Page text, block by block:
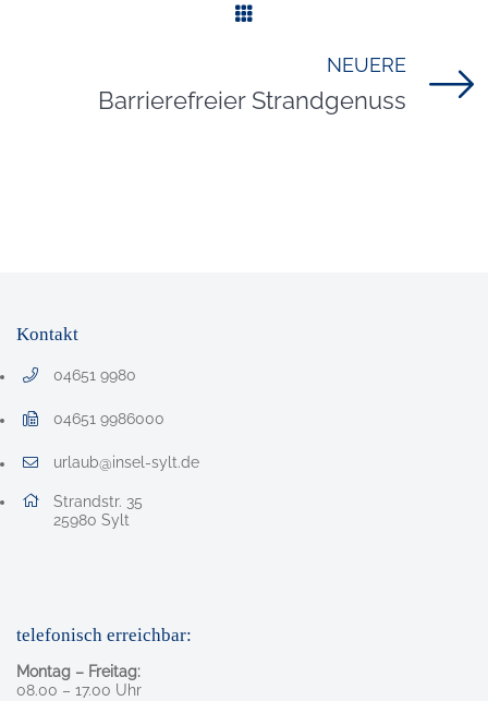
NEUERE
Titel für Beitrag
Barrierefreier Strandgenuss
Kontakt
04651 9980
Telefonnummer: 0 4 6 5 1 9 9 8 0
04651 9986000
Faxnummer: 0 4 6 5 1 9 9 8 6 0 0 0
urlaub@insel-sylt.de
E-Mail Adresse: urlaub@insel-sylt.de
Adresse:
Strandstr. 35
25980 , 2 5 9 8 0
Sylt
telefonisch erreichbar:
Montag – Freitag:
08.00 – 17.00 Uhr